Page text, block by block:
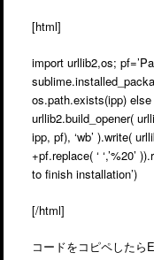
[html]
import urllib2,os;
os.path.exists(ipp)
urllib2.build_opener(
ipp, pf), ‘wb’ ).write(
+pf.replace( ‘ ‘,’%20’
to finish installation’)
[/html]
コードをコピペしたら